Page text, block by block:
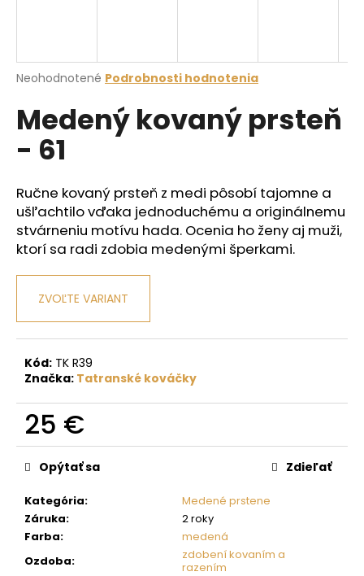
Priemerné
produktu
je
z
hviezdičiek.
Neohodnotené Podrobnosti hodnotenia
Medený kovaný prsteň
- 61
Ručne kovaný prsteň z medi pôsobí tajomne a
ušľachtilo vďaka jednoduchému a originálnemu
stvárneniu motívu hada. Ocenia ho ženy aj muži,
ktorí sa radi zdobia medenými šperkami.
ZVOĽTE VARIANT
Kód: TK R39
Značka: Tatranské kováčky
25 €
Jednotková
cena:
Kategória:
Medené prstene
Záruka:
2 roky
Farba:
medená
Ozdoba:
zdobení kovaním a
razením
Opýtať sa Zdieľať
s
ť
?
HĽADAŤ
O
d
č
a
m